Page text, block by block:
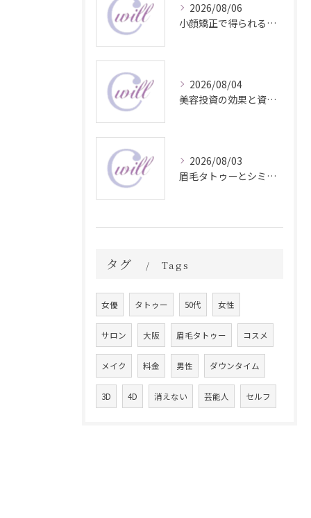
2026/08/06
小顔矯正で得られる顔変化の科学的効果
2026/08/04
美容投資の効果と資産価値の解説
2026/08/03
眉毛タトゥーとシミ予防に効く食材解説
タグ Tags
女優 タトゥー 50代 女性
サロン 大阪 眉毛タトゥー コスメ
メイク 料金 男性 ダウンタイム
3D 4D 消えない 芸能人 セルフ